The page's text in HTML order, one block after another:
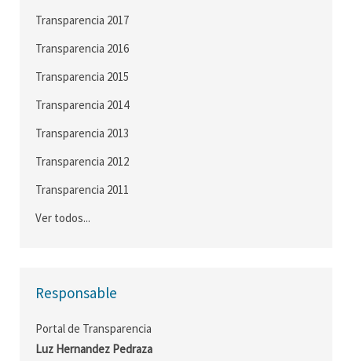
Transparencia 2017
Transparencia 2016
Transparencia 2015
Transparencia 2014
Transparencia 2013
Transparencia 2012
Transparencia 2011
Ver todos...
Responsable
Portal de Transparencia
Luz Hernandez Pedraza